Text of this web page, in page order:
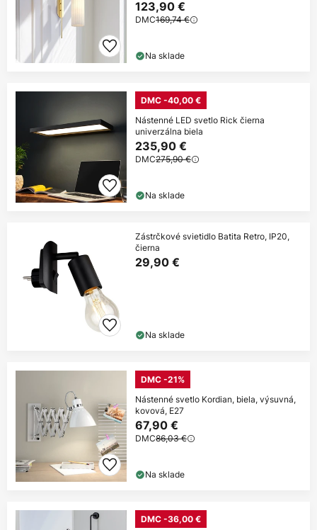
123,90 €
DMC169,74 €
Na sklade
DMC -40,00 €
Nástenné LED svetlo Rick čierna
univerzálna biela
235,90 €
DMC275,90 €
Na sklade
Zástrčkové svietidlo Batita Retro, IP20,
čierna
29,90 €
Na sklade
DMC -21%
Nástenné svetlo Kordian, biela, výsuvná,
kovová, E27
67,90 €
DMC86,03 €
Na sklade
DMC -36,00 €